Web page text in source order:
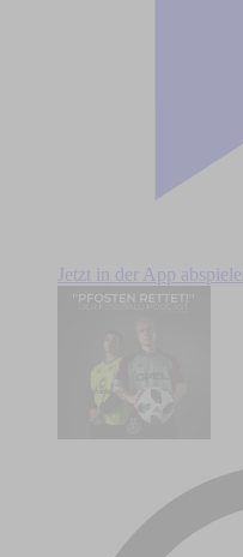
Jetzt in der App abspielen